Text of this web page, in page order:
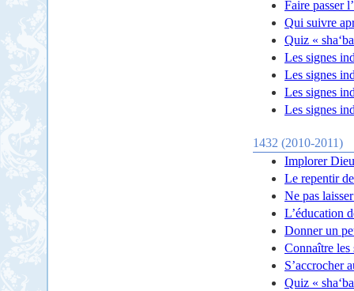
Faire passer
Qui suivre
Quiz «
Les signes
Les signes
Les signes
Les signes
1432 (2010-2011)
Implorer
Le repentir
Ne pas
L’éducation
Donner un
Connaître les
S’accrocher
Quiz «